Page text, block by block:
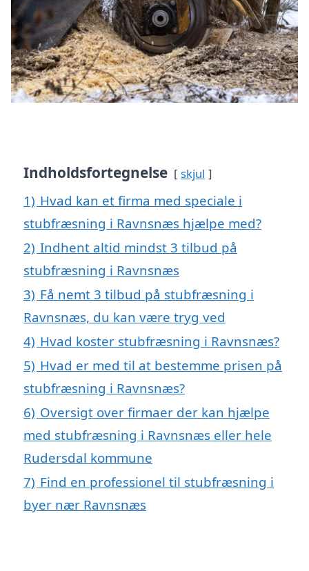
Indholdsfortegnelse skjul
1) Hvad kan et firma med speciale i
stubfræsning i Ravnsnæs hjælpe med?
2) Indhent altid mindst 3 tilbud på
stubfræsning i Ravnsnæs
3) Få nemt 3 tilbud på stubfræsning i
Ravnsnæs, du kan være tryg ved
4) Hvad koster stubfræsning i Ravnsnæs?
5) Hvad er med til at bestemme prisen på
stubfræsning i Ravnsnæs?
6) Oversigt over firmaer der kan hjælpe
med stubfræsning i Ravnsnæs eller hele
Rudersdal kommune
7) Find en professionel til stubfræsning i
byer nær Ravnsnæs